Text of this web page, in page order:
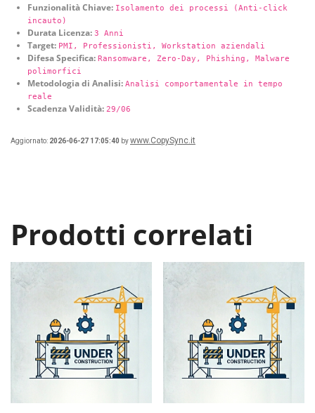
Funzionalità Chiave: Isolamento dei processi (Anti-click
incauto)
Durata Licenza: 3 Anni
Target: PMI, Professionisti, Workstation aziendali
Difesa Specifica: Ransomware, Zero-Day, Phishing, Malware
polimorfici
Metodologia di Analisi: Analisi comportamentale in tempo
reale
Scadenza Validità: 29/06
Aggiornato: 2026-06-27 17:05:40 bywww.CopySync.it
Prodotti correlati